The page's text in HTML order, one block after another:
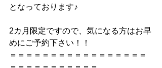
となっております♪
2カ月限定ですので、気になる方はお早
めにご予約下さい！！
＝＝＝＝＝＝＝＝＝＝＝＝＝＝＝＝＝